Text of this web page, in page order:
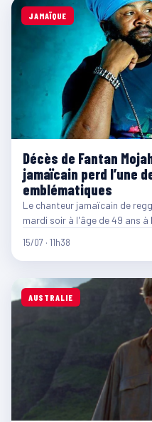
JAMAÏQUE
Décès de Fantan
jamaïcain perd l’une
emblématiques
Le chanteur jamaïcain de
mardi soir à l'âge de 49 ans
15/07 · 11h38
AUSTRALIE